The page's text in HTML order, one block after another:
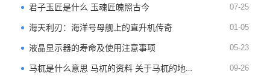
君子玉匠​是什么 玉魂匠魄照古今 07-25
海天利刃：海洋号母舰上的直升机传奇 01-05
液晶显示器的寿命及使用注意事项 05-23
马杌是什么意思 马杌的资料 关于马杌的地方称呼 09-26